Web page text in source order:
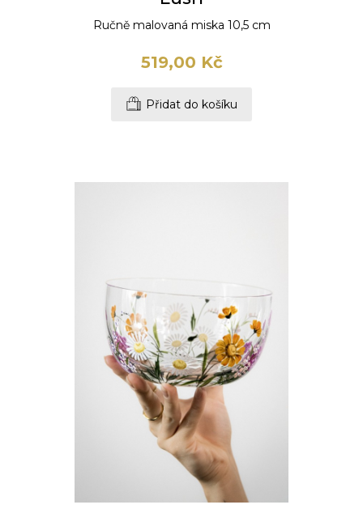
Ručně malovaná miska 10,5 cm
519,00 Kč
Přidat do košíku